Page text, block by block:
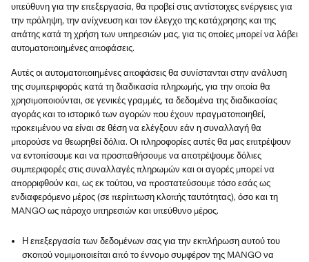
υπεύθυνη για την επεξεργασία, θα προβεί στις αντίστοιχες ενέργειες για
την πρόληψη, την ανίχνευση και τον έλεγχο της κατάχρησης και της
απάτης κατά τη χρήση των υπηρεσιών μας, για τις οποίες μπορεί να λάβει
αυτοματοποιημένες αποφάσεις.
Αυτές οι αυτοματοποιημένες αποφάσεις θα συνίστανται στην ανάλυση
της συμπεριφοράς κατά τη διαδικασία πληρωμής, για την οποία θα
χρησιμοποιούνται, σε γενικές γραμμές, τα δεδομένα της διαδικασίας
αγοράς και το ιστορικό των αγορών που έχουν πραγματοποιηθεί,
προκειμένου να είναι σε θέση να ελέγξουν εάν η συναλλαγή θα
μπορούσε να θεωρηθεί δόλια. Οι πληροφορίες αυτές θα μας επιτρέψουν
να εντοπίσουμε και να προσπαθήσουμε να αποτρέψουμε δόλιες
συμπεριφορές στις συναλλαγές πληρωμών και οι αγορές μπορεί να
απορριφθούν και, ως εκ τούτου, να προστατεύσουμε τόσο εσάς ως
ενδιαφερόμενο μέρος (σε περίπτωση κλοπής ταυτότητας), όσο και τη
MANGO ως πάροχο υπηρεσιών και υπεύθυνο μέρος.
Η επεξεργασία των δεδομένων σας για την εκπλήρωση αυτού του
σκοπού νομιμοποιείται από το έννομο συμφέρον της MANGO να